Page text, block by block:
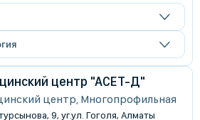
центр "АСЕТ-Д"
центр, Многопрофильная
9, уг.ул. Гоголя, Алматы